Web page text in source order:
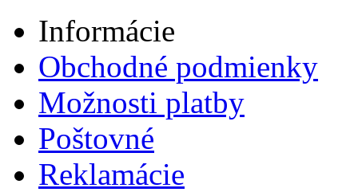
Informácie
Obchodné podmienky
Možnosti platby
Poštovné
Reklamácie